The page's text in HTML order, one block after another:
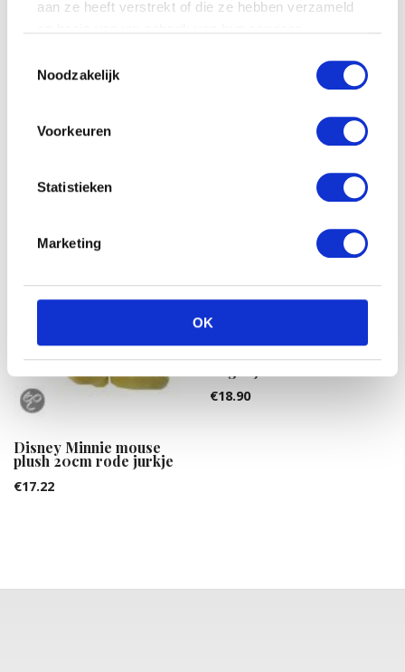
aan ze heeft verstrekt of die ze hebben verzameld
Noodzakelijk
Voorkeuren
Statistieken
Marketing
OK
Disney Minnie mouse
plush 20cm rode jurkje
€17.22
Kaethe Kruse Knuffeldier
€18.90